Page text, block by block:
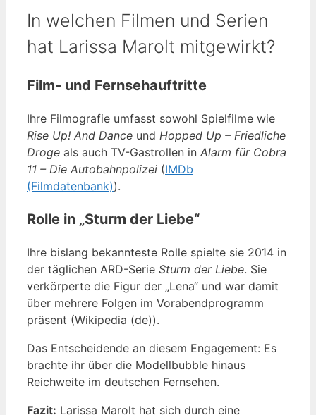
In welchen Filmen und Serien
hat Larissa Marolt mitgewirkt?
Film- und Fernsehauftritte
Ihre Filmografie umfasst sowohl Spielfilme wie
Rise Up! And Dance und Hopped Up – Friedliche
Droge als auch TV-Gastrollen in Alarm für Cobra
11 – Die Autobahnpolizei (IMDb
(Filmdatenbank)).
Rolle in „Sturm der Liebe“
Ihre bislang bekannteste Rolle spielte sie 2014 in
der täglichen ARD-Serie Sturm der Liebe. Sie
verkörperte die Figur der „Lena“ und war damit
über mehrere Folgen im Vorabendprogramm
präsent (Wikipedia (de)).
Das Entscheidende an diesem Engagement: Es
brachte ihr über die Modellbubble hinaus
Reichweite im deutschen Fernsehen.
Fazit: Larissa Marolt hat sich durch eine